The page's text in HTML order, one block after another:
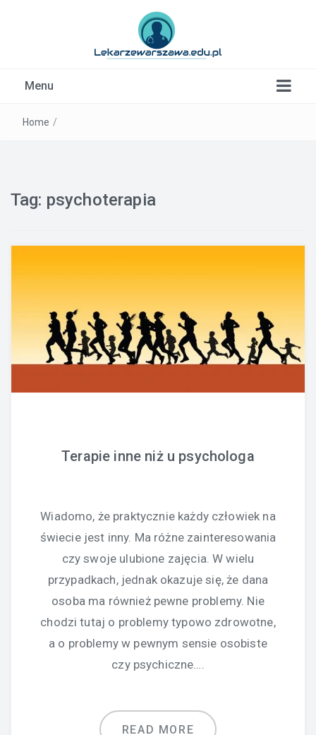
Menu
Home /
Tag: psychoterapia
Terapie inne niż u psychologa
Wiadomo, że praktycznie każdy człowiek na
świecie jest inny. Ma różne zainteresowania
czy swoje ulubione zajęcia. W wielu
przypadkach, jednak okazuje się, że dana
osoba ma również pewne problemy. Nie
chodzi tutaj o problemy typowo zdrowotne,
a o problemy w pewnym sensie osobiste
czy psychiczne….
READ MORE